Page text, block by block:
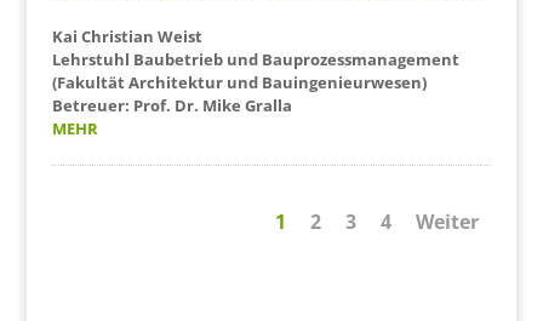
Kai Christian Weist
Lehrstuhl Baubetrieb und Bauprozessmanagement
(Fakultät Architektur und Bauingenieurwesen)
Betreuer: Prof. Dr. Mike Gralla
MEHR
1 2 3 4 Weiter